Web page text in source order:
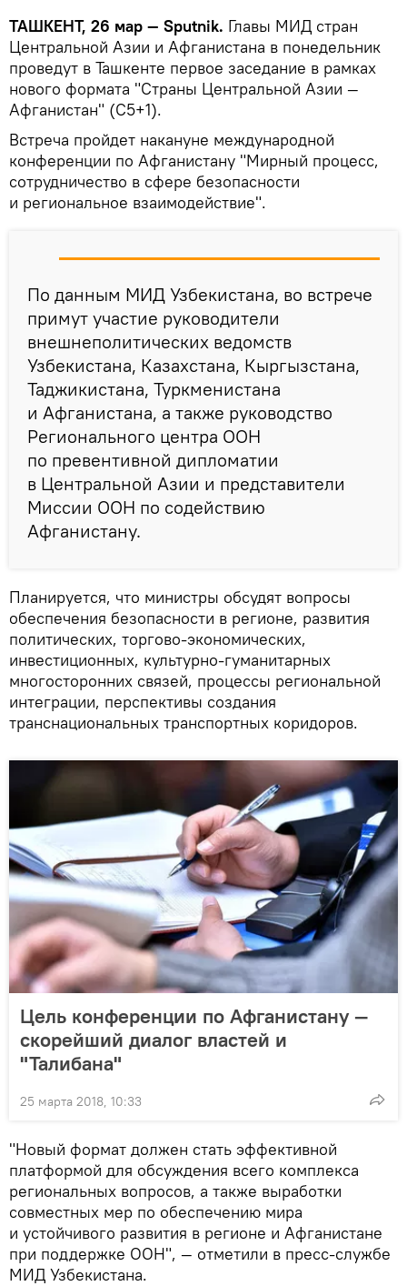
ТАШКЕНТ, 26 мар — Sputnik. Главы МИД стран
Центральной Азии и Афганистана в понедельник
проведут в Ташкенте первое заседание в рамках
нового формата "Страны Центральной Азии —
Афганистан" (С5+1).
Встреча пройдет накануне международной
конференции по Афганистану "Мирный процесс,
сотрудничество в сфере безопасности
и региональное взаимодействие".
По данным МИД Узбекистана, во встрече
примут участие руководители
внешнеполитических ведомств
Узбекистана, Казахстана, Кыргызстана,
Таджикистана, Туркменистана
и Афганистана, а также руководство
Регионального центра ООН
по превентивной дипломатии
в Центральной Азии и представители
Миссии ООН по содействию
Афганистану.
Планируется, что министры обсудят вопросы
обеспечения безопасности в регионе, развития
политических, торгово-экономических,
инвестиционных, культурно-гуманитарных
многосторонних связей, процессы региональной
интеграции, перспективы создания
транснациональных транспортных коридоров.
Цель конференции по Афганистану —
скорейший диалог властей и
"Талибана"
25 марта 2018, 10:33
"Новый формат должен стать эффективной
платформой для обсуждения всего комплекса
региональных вопросов, а также выработки
совместных мер по обеспечению мира
и устойчивого развития в регионе и Афганистане
при поддержке ООН", — отметили в пресс-службе
МИД Узбекистана.